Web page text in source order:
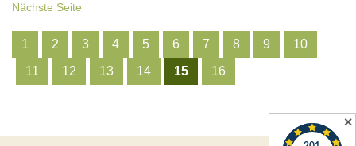
Nächste Seite
1 2 3 4 5 6 7 8 9
10
11
12 13 14 15 16
✕